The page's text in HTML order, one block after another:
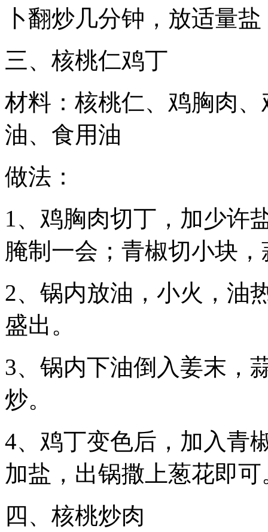
卜翻炒几分钟，放适量
三、核桃仁鸡丁
材料：核桃仁、鸡胸肉
油、食用油
做法：
1、鸡胸肉切丁，加少许
腌制一会；青椒切小块
2、锅内放油，小火，油
盛出。
3、锅内下油倒入姜末，
炒。
4、鸡丁变色后，加入青
加盐，出锅撒上葱花即可
四、核桃炒肉